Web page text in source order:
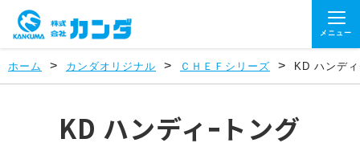
メニュー
ホーム > カンダオリジナル > ＣＨＥＦシリーズ > KD ハンデ
KD ハンディｰトング